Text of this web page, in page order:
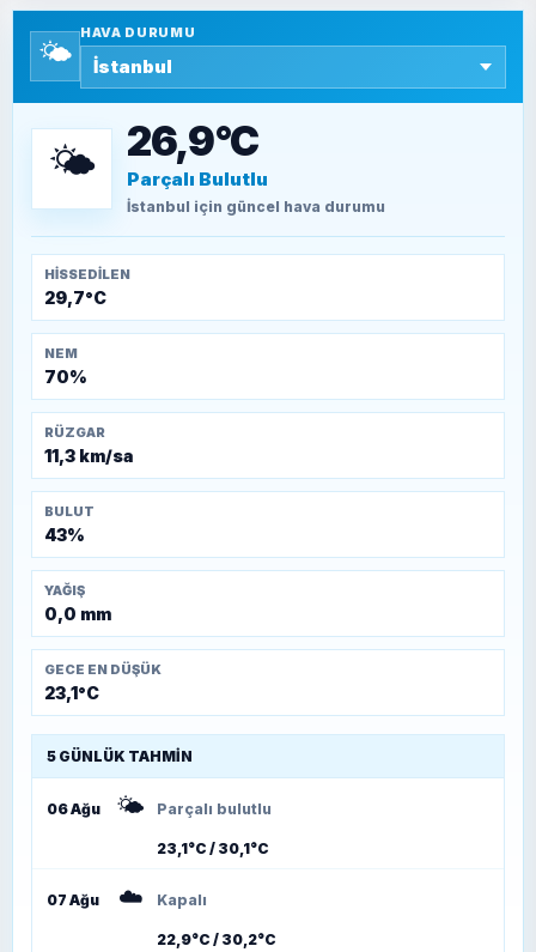
SEYFULLAH ÇİÇEK
TEOMAN ALPASLAN
Kütahya-Eskişehir Muharebeleri (10-24
🌤️
HAVA DURUMU
🌤️ 26,9°C
Parçalı Bulutlu
İstanbul için güncel hava durumu
HISSEDILEN
29,7°C
NEM
70%
RÜZGAR
11,3 km/sa
BULUT
43%
YAĞIŞ
0,0 mm
GECE EN DÜŞÜK
23,1°C
5 GÜNLÜK TAHMIN
06 Ağu 🌤️ Parçalı bulutlu
23,1°C / 30,1°C
07 Ağu ☁️ Kapalı
22,9°C / 30,2°C